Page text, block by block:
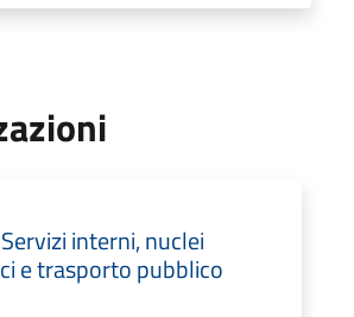
interni, nuclei
e trasporto pubblico